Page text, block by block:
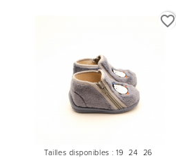
Tailles disponibles : 19 24 26
favorite_border